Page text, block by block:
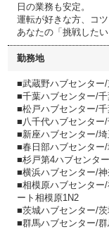
日の業務も安定。
運転が好きな方、コ
あなたの「挑戦した
勤務地
■武蔵野ハブセンター
■千葉ハブセンター/
■松戸ハブセンター/
■八千代ハブセンター
■新座ハブセンター/
■春日部ハブセンター
■杉戸第4ハブセンタ
■横浜ハブセンター/
■相模原ハブセンタ
ート相模原1N2
■茨城ハブセンター/
■群馬ハブセンター/